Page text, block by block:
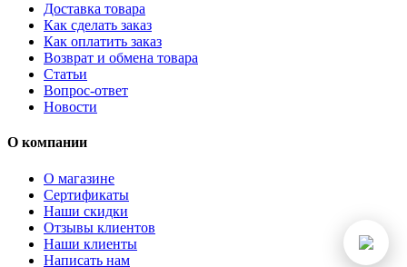
Доставка товара
Как сделать заказ
Как оплатить заказ
Возврат и обмена товара
Статьи
Вопрос-ответ
Новости
О компании
О магазине
Сертификаты
Наши скидки
Отзывы клиентов
Наши клиенты
Написать нам